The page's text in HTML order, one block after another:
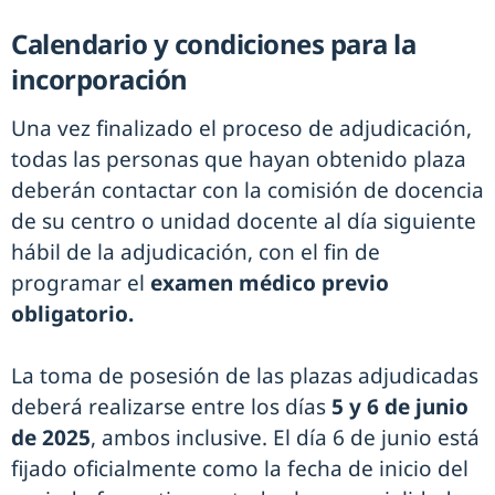
Calendario y condiciones para la
incorporación
Una vez finalizado el proceso de adjudicación,
todas las personas que hayan obtenido plaza
deberán contactar con la comisión de docencia
de su centro o unidad docente al día siguiente
hábil de la adjudicación, con el fin de
programar el examen médico previo
obligatorio.
La toma de posesión de las plazas adjudicadas
deberá realizarse entre los días 5 y 6 de junio
de 2025, ambos inclusive. El día 6 de junio está
fijado oficialmente como la fecha de inicio del